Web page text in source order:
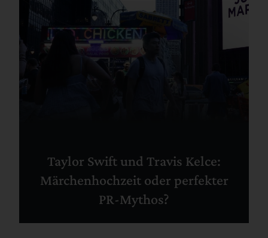
Taylor Swift und Travis Kelce:
Märchenhochzeit oder perfekter
PR-Mythos?